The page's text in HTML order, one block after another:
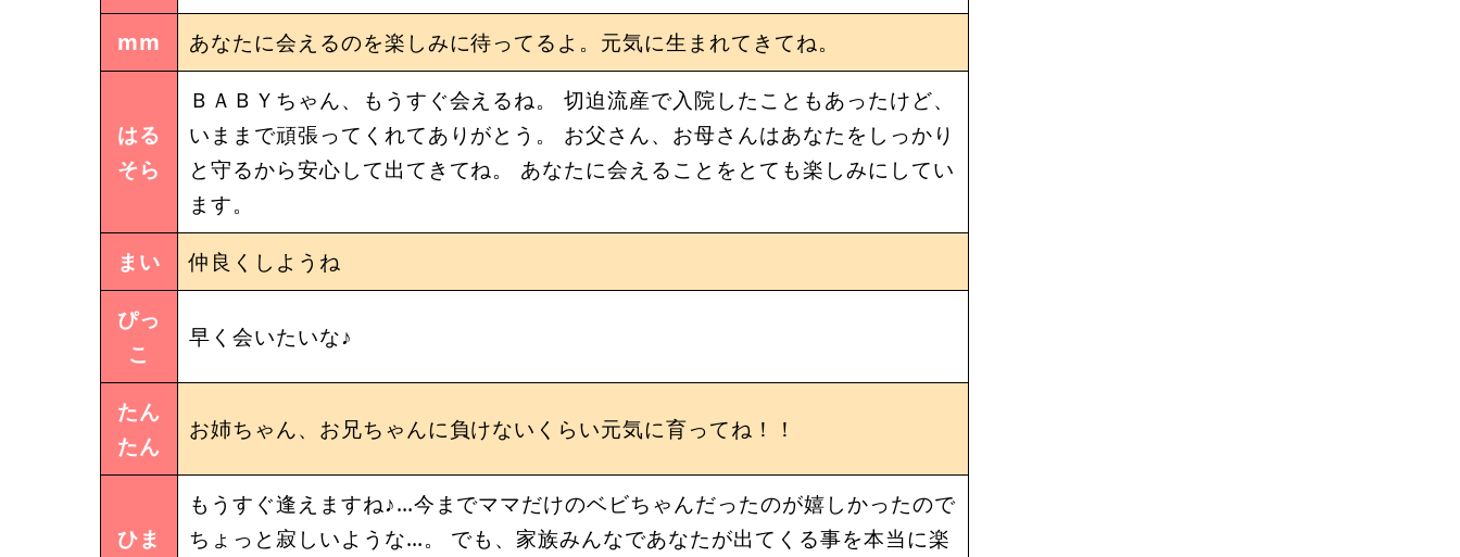
mm あなたに会えるのを楽しみに待ってるよ。元気に生まれてきてね。
はる
そら
ＢＡＢＹちゃん、もうすぐ会えるね。 切迫流産で入院したこともあったけど、
いままで頑張ってくれてありがとう。 お父さん、お母さんはあなたをしっかり
と守るから安心して出てきてね。 あなたに会えることをとても楽しみにしてい
ます。
まい
仲良くしようね
ぴっ
こ
早く会いたいな♪
たん
たん
お姉ちゃん、お兄ちゃんに負けないくらい元気に育ってね！！
ひま
もうすぐ逢えますね♪…今までママだけのベビちゃんだったのが嬉しかったので
ちょっと寂しいような…。 でも、家族みんなであなたが出てくる事を本当に楽